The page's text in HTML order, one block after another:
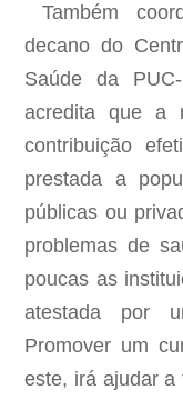
Também
decano do
Saúde da
acredita que a
contribuição
prestada a
públicas ou
problemas de
poucas as
atestada por
Promover um
este, irá ajudar a